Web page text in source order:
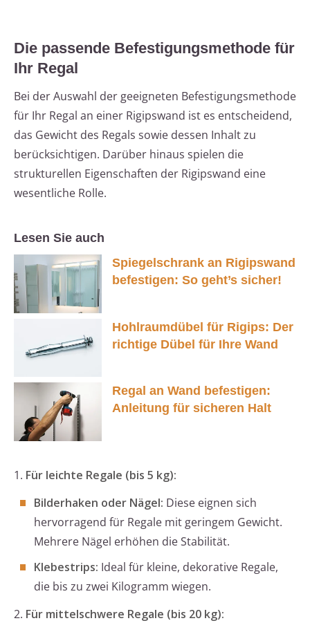
Die passende Befestigungsmethode für
Ihr Regal
Bei der Auswahl der geeigneten Befestigungsmethode
für Ihr Regal an einer Rigipswand ist es entscheidend,
das Gewicht des Regals sowie dessen Inhalt zu
berücksichtigen. Darüber hinaus spielen die
strukturellen Eigenschaften der Rigipswand eine
wesentliche Rolle.
Lesen Sie auch
Spiegelschrank an Rigipswand
befestigen: So geht’s sicher!
Hohlraumdübel für Rigips: Der
richtige Dübel für Ihre Wand
Regal an Wand befestigen:
Anleitung für sicheren Halt
1. Für leichte Regale (bis 5 kg):
Bilderhaken oder Nägel: Diese eignen sich
hervorragend für Regale mit geringem Gewicht.
Mehrere Nägel erhöhen die Stabilität.
Klebestrips: Ideal für kleine, dekorative Regale,
die bis zu zwei Kilogramm wiegen.
2. Für mittelschwere Regale (bis 20 kg):